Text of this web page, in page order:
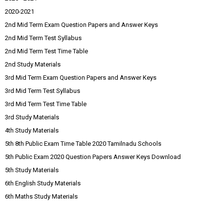
2020-2021
2nd Mid Term Exam Question Papers and Answer Keys
2nd Mid Term Test Syllabus
2nd Mid Term Test Time Table
2nd Study Materials
3rd Mid Term Exam Question Papers and Answer Keys
3rd Mid Term Test Syllabus
3rd Mid Term Test Time Table
3rd Study Materials
4th Study Materials
5th 8th Public Exam Time Table 2020 Tamilnadu Schools
5th Public Exam 2020 Question Papers Answer Keys Download
5th Study Materials
6th English Study Materials
6th Maths Study Materials